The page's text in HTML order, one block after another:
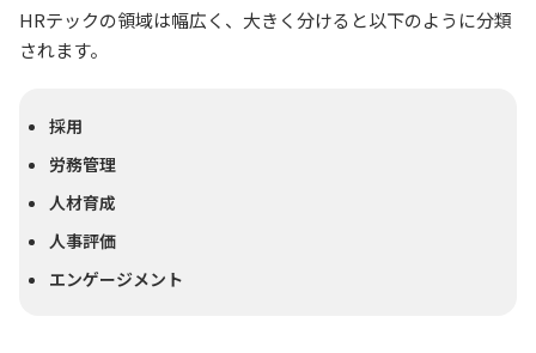
HRテックの領域は幅広く、大きく分けると以下のように分類
されます。
採用
労務管理
人材育成
人事評価
エンゲージメント